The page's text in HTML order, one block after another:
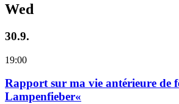
Wed
30.9.
19:00
Rapport sur ma vie antérieure de
Lampenfieber«